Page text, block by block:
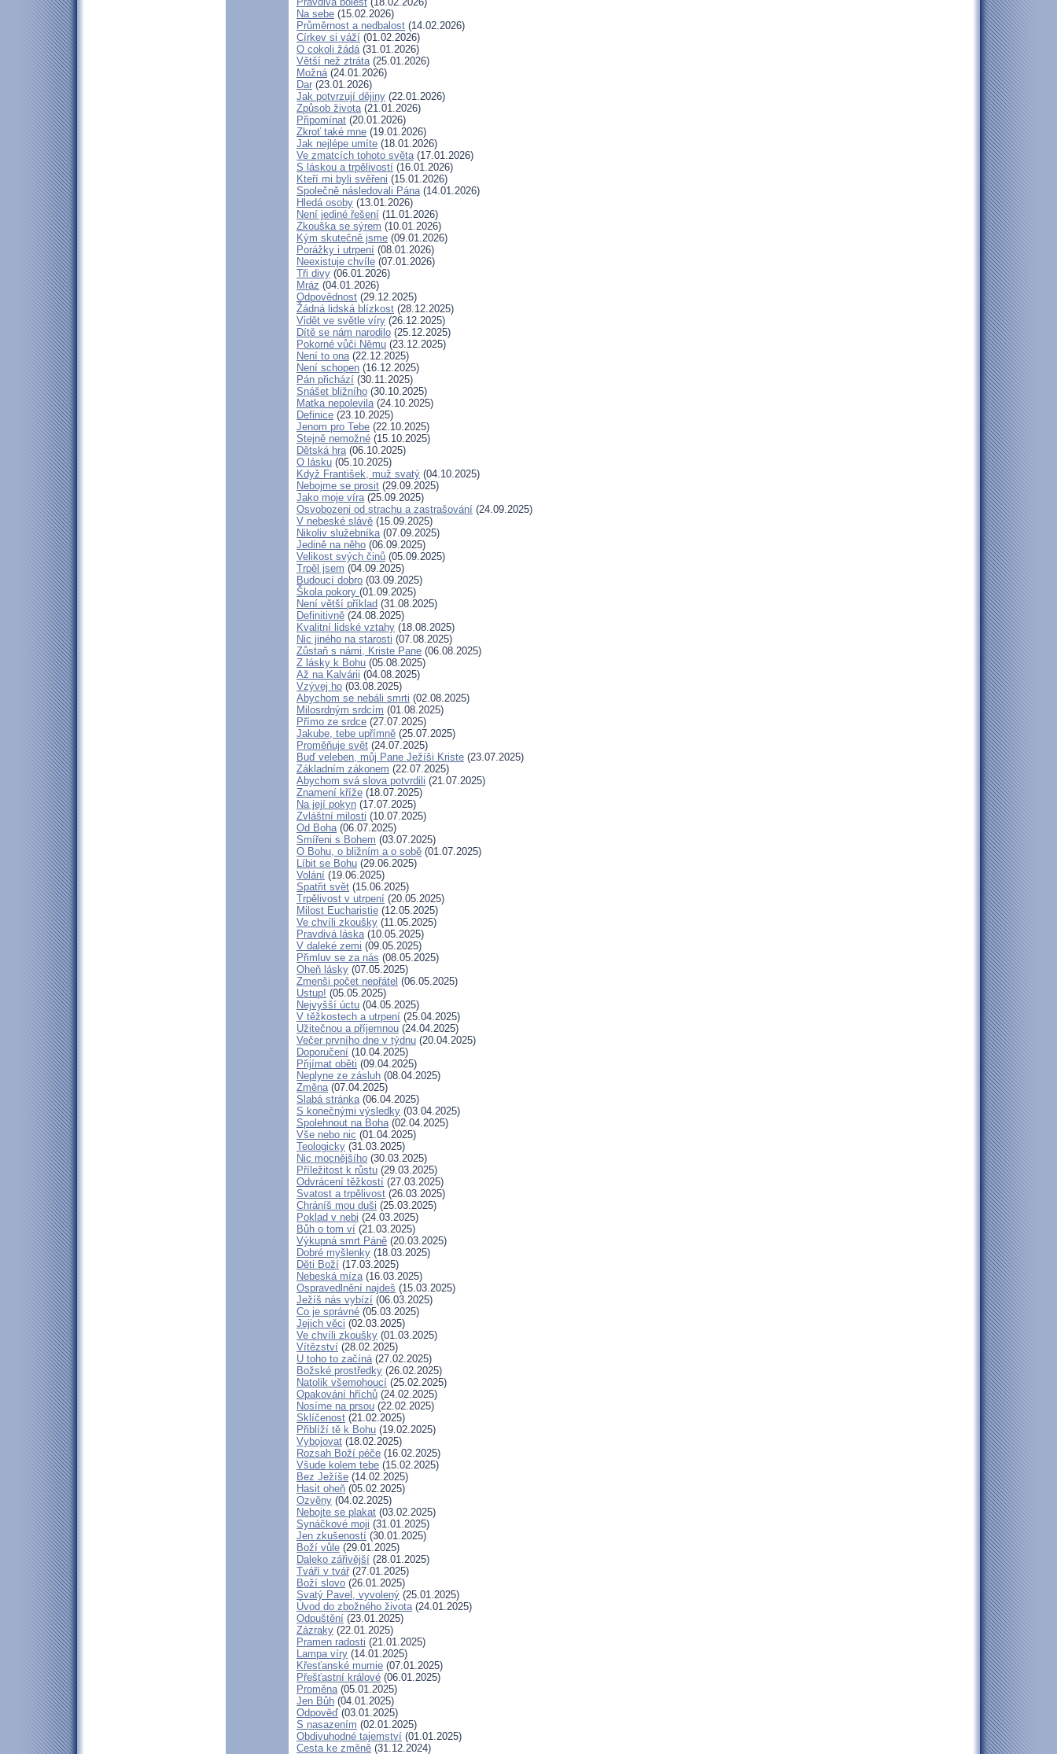
Na sebe (15.02.2026)
Průměrnost a nedbalost (14.02.2026)
Církev si váží (01.02.2026)
O cokoli žádá(31.01.2026)
Větší než ztráta(25.01.2026)
Možná(24.01.2026)
Dar (23.01.2026)
Jak potvrzují dějiny (22.01.2026)
Způsob života(21.01.2026)
Připomínat (20.01.2026)
Zkroť také mne (19.01.2026)
Jak nejlépe umíte (18.01.2026)
Ve zmatcích tohoto světa(17.01.2026)
S láskou a trpělivostí (16.01.2026)
Kteří mi byli svěřeni (15.01.2026)
Společně následovali Pána(14.01.2026)
Hledá osoby (13.01.2026)
Není jediné řešení (11.01.2026)
Zkouška se sýrem (10.01.2026)
Kým skutečně jsme (09.01.2026)
Porážky i utrpení (08.01.2026)
Neexistuje chvíle (07.01.2026)
Tři divy (06.01.2026)
Mráz (04.01.2026)
Odpovědnost (29.12.2025)
Žádná lidská blízkost (28.12.2025)
Vidět ve světle víry (26.12.2025)
Dítě se nám narodilo (25.12.2025)
Pokorné vůči Němu (23.12.2025)
Není to ona(22.12.2025)
Není schopen (16.12.2025)
Pán přichází (30.11.2025)
Snášet bližního (30.10.2025)
Matka nepolevila(24.10.2025)
Definice (23.10.2025)
Jenom pro Tebe (22.10.2025)
Stejně nemožné (15.10.2025)
Dětská hra(06.10.2025)
O lásku (05.10.2025)
Když František, muž svatý (04.10.2025)
Nebojme se prosit (29.09.2025)
Jako moje víra(25.09.2025)
Osvobozeni od strachu a zastrašování (24.09.2025)
V nebeské slávě (15.09.2025)
Nikoliv služebníka(07.09.2025)
Jedině na něho (06.09.2025)
Velikost svých činů (05.09.2025)
Trpěl jsem (04.09.2025)
Budoucí dobro (03.09.2025)
Škola pokory (01.09.2025)
Není větší příklad (31.08.2025)
Definitivně (24.08.2025)
Kvalitní lidské vztahy (18.08.2025)
Nic jiného na starosti (07.08.2025)
Zůstaň s námi, Kriste Pane (06.08.2025)
Z lásky k Bohu (05.08.2025)
Až na Kalvárii (04.08.2025)
Vzývej ho (03.08.2025)
Abychom se nebáli smrti (02.08.2025)
Milosrdným srdcím (01.08.2025)
Přímo ze srdce (27.07.2025)
Jakube, tebe upřímně (25.07.2025)
Proměňuje svět (24.07.2025)
Buď veleben, můj Pane Ježíši Kriste (23.07.2025)
Základním zákonem (22.07.2025)
Abychom svá slova potvrdili (21.07.2025)
Znamení kříže (18.07.2025)
Na její pokyn (17.07.2025)
Zvláštní milosti (10.07.2025)
Od Boha(06.07.2025)
Smířeni s Bohem (03.07.2025)
O Bohu, o bližním a o sobě (01.07.2025)
Líbit se Bohu (29.06.2025)
Volání (19.06.2025)
Spatřit svět (15.06.2025)
Trpělivost v utrpení (20.05.2025)
Milost Eucharistie (12.05.2025)
Ve chvíli zkoušky (11.05.2025)
Pravdivá láska(10.05.2025)
V daleké zemi (09.05.2025)
Přimluv se za nás (08.05.2025)
Oheň lásky (07.05.2025)
Zmenši počet nepřátel (06.05.2025)
Ustup! (05.05.2025)
Nejvyšší úctu (04.05.2025)
V těžkostech a utrpení (25.04.2025)
Užitečnou a příjemnou (24.04.2025)
Večer prvního dne v týdnu (20.04.2025)
Doporučení (10.04.2025)
Přijímat oběti (09.04.2025)
Neplyne ze zásluh (08.04.2025)
Změna(07.04.2025)
Slabá stránka(06.04.2025)
S konečnými výsledky (03.04.2025)
Spolehnout na Boha(02.04.2025)
Vše nebo nic (01.04.2025)
Teologicky (31.03.2025)
Nic mocnějšího (30.03.2025)
Příležitost k růstu (29.03.2025)
Odvrácení těžkostí (27.03.2025)
Svatost a trpělivost (26.03.2025)
Chráníš mou duši (25.03.2025)
Poklad v nebi (24.03.2025)
Bůh o tom ví (21.03.2025)
Výkupná smrt Páně (20.03.2025)
Dobré myšlenky (18.03.2025)
Děti Boží (17.03.2025)
Nebeská míza(16.03.2025)
Ospravedlnění najdeš (15.03.2025)
Ježíš nás vybízí (06.03.2025)
Co je správné (05.03.2025)
Jejich věci (02.03.2025)
Ve chvíli zkoušky (01.03.2025)
Vítězství (28.02.2025)
U toho to začíná(27.02.2025)
Božské prostředky (26.02.2025)
Natolik všemohoucí (25.02.2025)
Opakování hříchů (24.02.2025)
Nosíme na prsou (22.02.2025)
Sklíčenost (21.02.2025)
Přiblíží tě k Bohu (19.02.2025)
Vybojovat (18.02.2025)
Rozsah Boží péče (16.02.2025)
Všude kolem tebe (15.02.2025)
Bez Ježíše (14.02.2025)
Hasit oheň (05.02.2025)
Ozvěny (04.02.2025)
Nebojte se plakat (03.02.2025)
Synáčkové moji (31.01.2025)
Jen zkušeností (30.01.2025)
Boží vůle (29.01.2025)
Daleko zářivější (28.01.2025)
Tváří v tvář(27.01.2025)
Boží slovo (26.01.2025)
Svatý Pavel, vyvolený (25.01.2025)
Úvod do zbožného života(24.01.2025)
Odpuštění (23.01.2025)
Zázraky (22.01.2025)
Pramen radosti (21.01.2025)
Lampa víry (14.01.2025)
Křesťanské mumie (07.01.2025)
Přešťastní králové (06.01.2025)
Proměna(05.01.2025)
Jen Bůh (04.01.2025)
Odpověď (03.01.2025)
S nasazením (02.01.2025)
Obdivuhodné tajemství (01.01.2025)
Cesta ke změně (31.12.2024)